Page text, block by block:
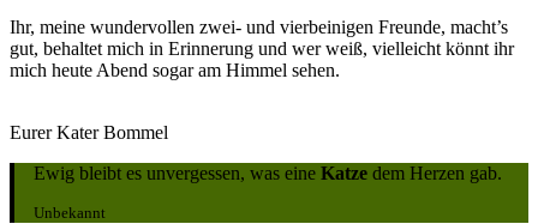
Ihr, meine wundervollen zwei- und vierbeinigen Freunde, macht’s
gut, behaltet mich in Erinnerung und wer weiß, vielleicht könnt ihr
mich heute Abend sogar am Himmel sehen.
Eurer Kater Bommel
Ewig bleibt es unvergessen, was eine Katze dem Herzen gab.
Unbekannt